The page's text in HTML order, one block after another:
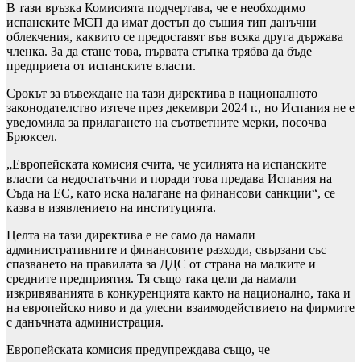
В тази връзка Комисията подчертава, че е необходимо
испанските МСП да имат достъп до същия тип данъчни
облекчения, каквито се предоставят във всяка друга държава
членка. За да стане това, първата стъпка трябва да бъде
предприета от испанските власти.
Срокът за въвеждане на тази директива в националното
законодателство изтече през декември 2024 г., но Испания не е
уведомила за прилагането на съответните мерки, посочва
Брюксел.
„Европейската комисия счита, че усилията на испанските
власти са недостатъчни и поради това предава Испания на
Съда на ЕС, като иска налагане на финансови санкции“, се
казва в изявлението на институцията.
Целта на тази директива е не само да намали
административните и финансовите разходи, свързани със
спазването на правилата за ДДС от страна на малките и
средните предприятия. Тя също така цели да намали
изкривяванията в конкуренцията както на национално, така и
на европейско ниво и да улесни взаимодействието на фирмите
с данъчната администрация.
Европейската комисия предупреждава също, че